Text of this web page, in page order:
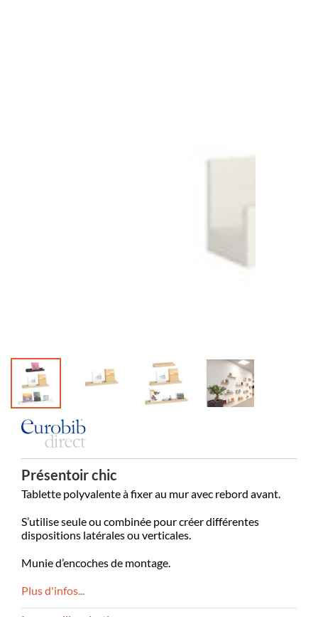
Présentoir chic
Tablette polyvalente à fixer au mur avec rebord avant.
S’utilise seule ou combinée pour créer différentes
dispositions latérales ou verticales.
Munie d’encoches de montage.
Plus d'infos...